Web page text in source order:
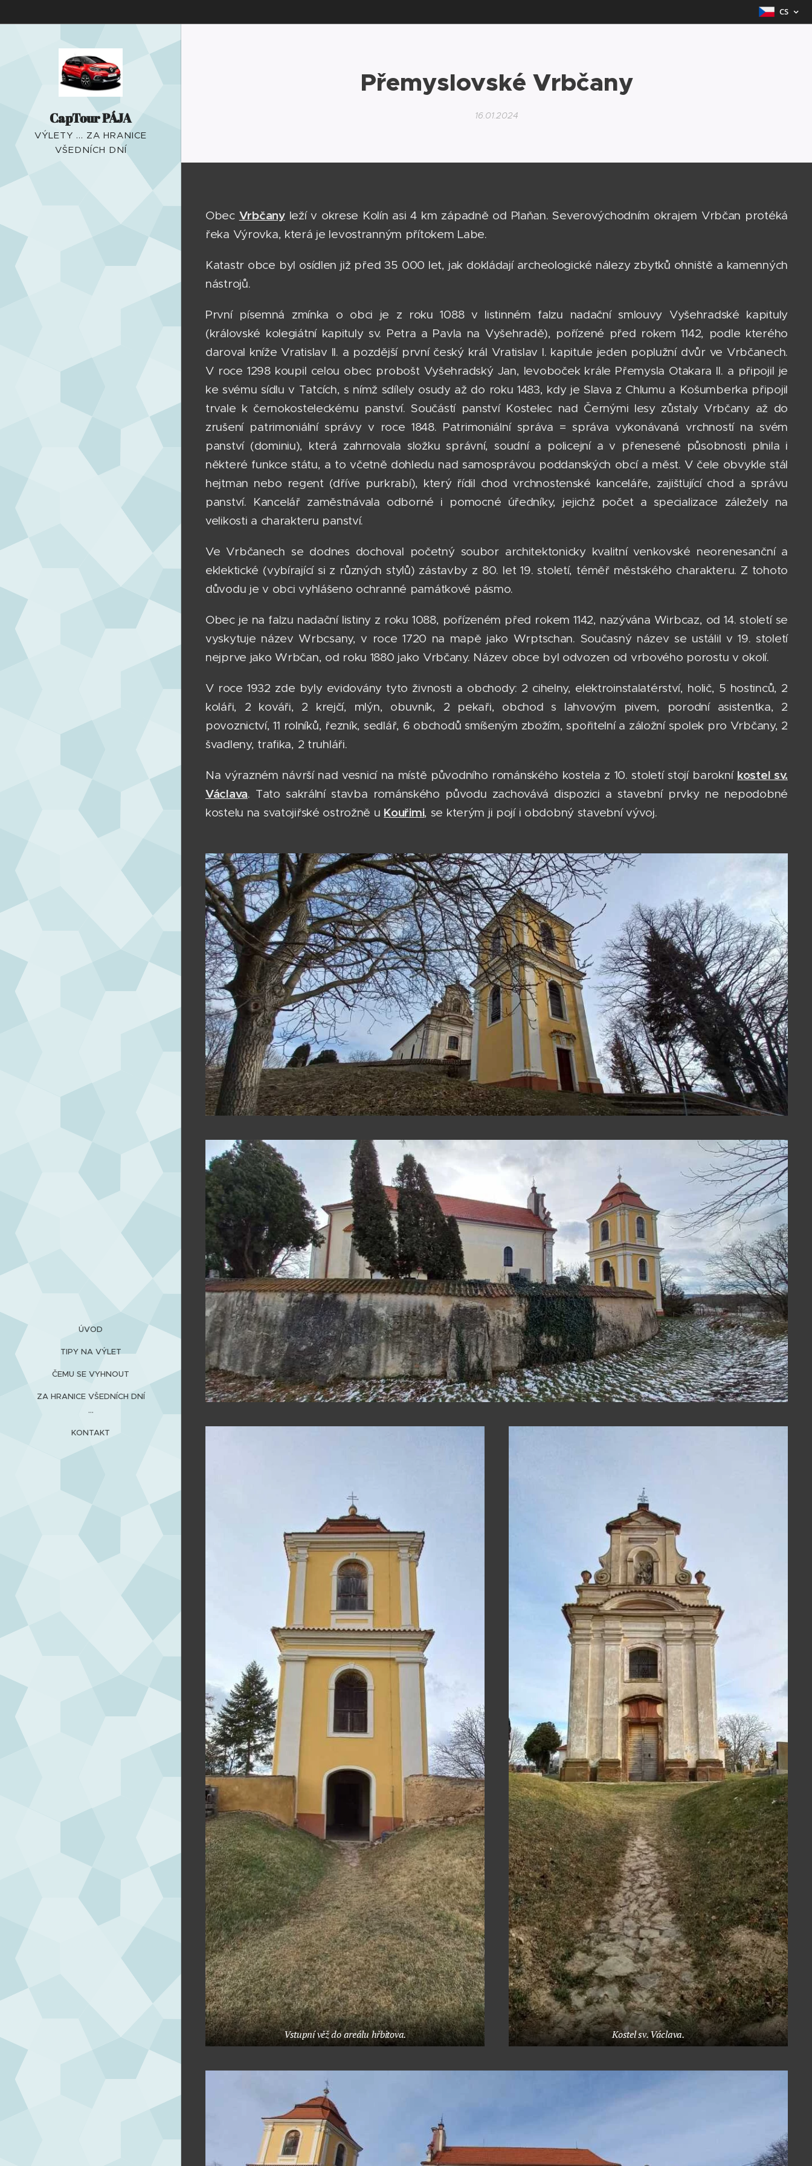
CS
CapTour PÁJA
VÝLETY ... ZA HRANICE
VŠEDNÍCH DNÍ
ÚVOD
TIPY NA VÝLET
ČEMU SE VYHNOUT
ZA HRANICE VŠEDNÍCH DNÍ
...
KONTAKT
Přemyslovské Vrbčany
16.01.2024
Obec Vrbčanyleží v okrese Kolín asi 4 km západně od Plaňan. Severovýchodním okrajem Vrbčan protéká
řeka Výrovka, která je levostranným přítokem Labe.
Katastr obce byl osídlen již před 35 000 let, jak dokládají archeologické nálezy zbytků ohniště a kamenných
nástrojů.
První písemná zmínka o obci je z roku 1088 v listinném falzu nadační smlouvy Vyšehradské kapituly
(královské kolegiátní kapituly sv. Petra a Pavla na Vyšehradě), pořízené před rokem 1142, podle kterého
daroval kníže Vratislav II. a pozdější první český král Vratislav I. kapitule jeden poplužní dvůr ve Vrbčanech.
V roce 1298 koupil celou obec probošt Vyšehradský Jan, levoboček krále Přemysla Otakara II. a připojil je
ke svému sídlu v Tatcích, s nímž sdílely osudy až do roku 1483, kdy je Slava z Chlumu a Košumberka připojil
trvale k černokosteleckému panství. Součástí panství Kostelec nad Černými lesy zůstaly Vrbčany až do
zrušení patrimoniální správy v roce 1848. Patrimoniální správa = správa vykonávaná vrchností na svém
panství (dominiu), která zahrnovala složku správní, soudní a policejní a v přenesené působnosti plnila i
některé funkce státu, a to včetně dohledu nad samosprávou poddanských obcí a měst. V čele obvykle stál
hejtman nebo regent (dříve purkrabí), který řídil chod vrchnostenské kanceláře, zajišťující chod a správu
panství. Kancelář zaměstnávala odborné i pomocné úředníky, jejichž počet a specializace záležely na
velikosti a charakteru panství.
Ve Vrbčanech se dodnes dochoval početný soubor architektonicky kvalitní venkovské neorenesanční a
eklektické (vybírající si z různých stylů) zástavby z 80. let 19. století, téměř městského charakteru. Z tohoto
důvodu je v obci vyhlášeno ochranné památkové pásmo.
Obec je na falzu nadační listiny z roku 1088, pořízeném před rokem 1142, nazývána Wirbcaz, od 14. století se
vyskytuje název Wrbcsany, v roce 1720 na mapě jako Wrptschan. Současný název se ustálil v 19. století
nejprve jako Wrbčan, od roku 1880 jako Vrbčany. Název obce byl odvozen od vrbového porostu v okolí.
V roce 1932 zde byly evidovány tyto živnosti a obchody: 2 cihelny, elektroinstalatérství, holič, 5 hostinců, 2
koláři, 2 kováři, 2 krejčí, mlýn, obuvník, 2 pekaři, obchod s lahvovým pivem, porodní asistentka, 2
povoznictví, 11 rolníků, řezník, sedlář, 6 obchodů smíšeným zbožím, spořitelní a záložní spolek pro Vrbčany, 2
švadleny, trafika, 2 truhláři.
Na výrazném návrší nad vesnicí na místě původního románského kostela z 10. století stojí barokní kostel sv.
Václava. Tato sakrální stavba románského původu zachovává dispozici a stavební prvky ne nepodobné
kostelu na svatojiřské ostrožně u Kouřimi, se kterým ji pojí i obdobný stavební vývoj.
Vstupní věž do areálu hřbitova. Kostel sv. Václava.